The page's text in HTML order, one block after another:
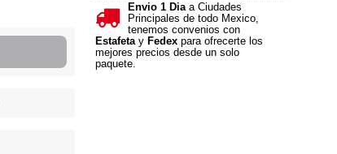
Envio 1 Diaa Ciudades
Principales de todo Mexico,
tenemos convenios con
Estafetay Fedex para ofrecerte los
mejores precios desde un solo
paquete.